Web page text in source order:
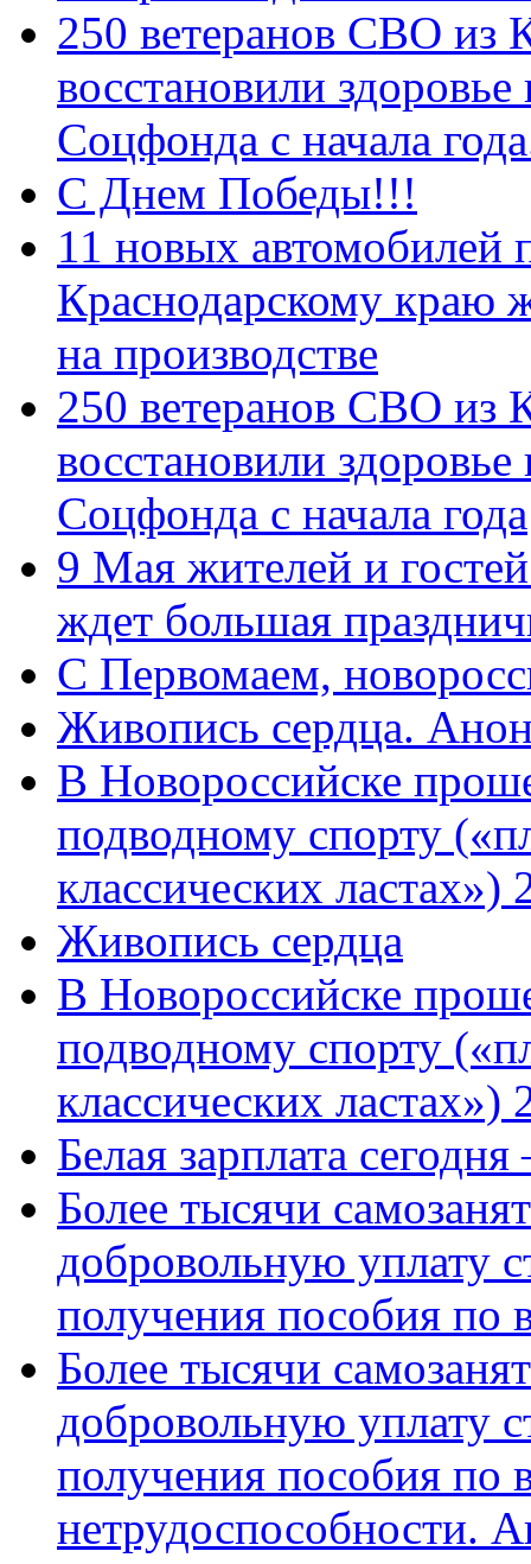
250 ветеранов СВО из
восстановили
Соцфонда с начала
С Днем Победы!!!
11 новых автомобилей
Краснодарскому краю
на производстве
250 ветеранов СВО из
восстановили
Соцфонда с начала года
9 Мая жителей и
ждет большая
C Первомаем,
Живопись сердца.
В Новороссийске
подводному спорту
классических
Живопись сердца
В Новороссийске
подводному спорту
классических ластах»)
Белая зарплата
Более тысячи
добровольную уплату
получения пособия по
Более тысячи
добровольную уплату
получения пособия по
нетрудоспособности.